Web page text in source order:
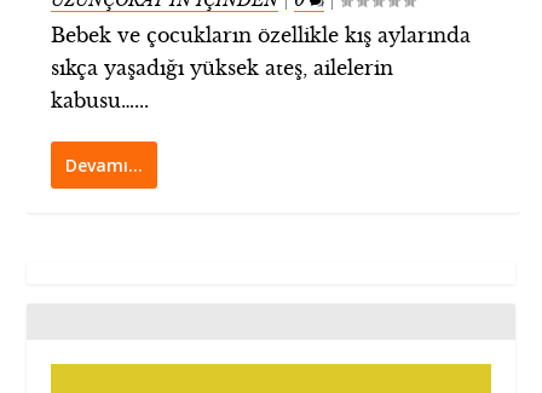
Bebek ve çocukların özellikle kış aylarında
sıkça yaşadığı yüksek ateş, ailelerin
kabusu…...
Devamı…